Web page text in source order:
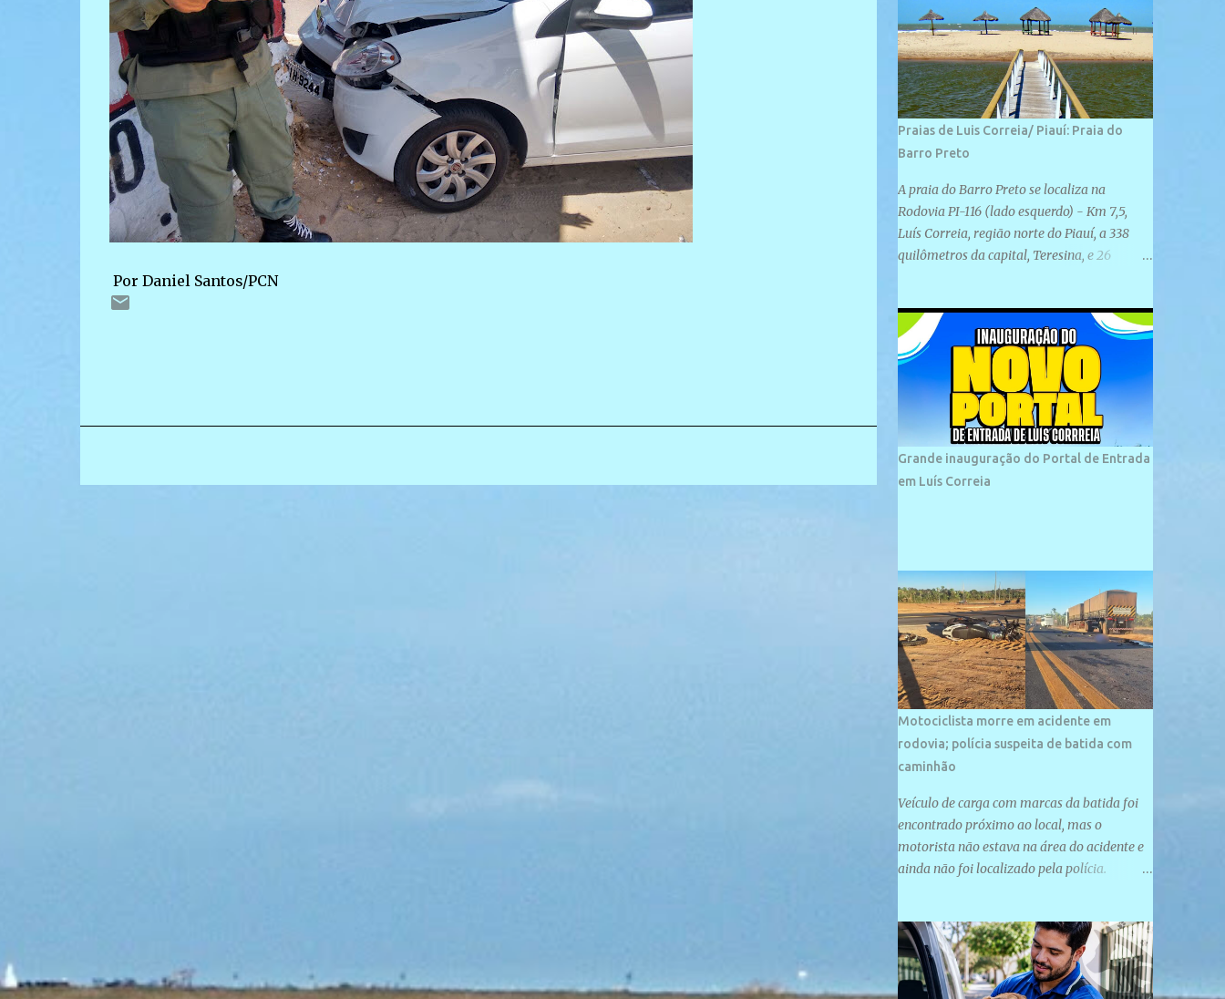
Por Daniel Santos/PCN
localizada na Rua São José, 98 Barrinha -
Cajueiro da Praia.
Praias de Luis Correia/ Piauí: Praia do
Barro Preto
A praia do Barro Preto se localiza na
Rodovia PI-116 (lado esquerdo) - Km 7,5,
Luís Correia, região norte do Piauí, a 338
quilômetros da capital, Teresina, e 26
plana e retilínea na maior parte de sua
extensão, chegando a mais ou menos a 1,5
km de paisagens exuberantes. Possui ondas
suaves devido ao extensivo molhe de pedras
que não chegam a 2 metros de altura, não
apresentando dunas em seu espaço
geográfico. Não se sabe ao certo porque a
praia leva esse nome, e muitas das suas
vizinhos. O bairro onde se localiza a praia é
palco de amplos investimentos e projetos
grandiosos como hotéis, pousadas e
residências de veraneio de grande porte. O
maior empreendimento fixado nessa área é
o SESC Praia, inaugurado em 12 de julho de
1996. Com arquitetura moderna,...
Grande inauguração do Portal de Entrada
em Luís Correia
Motociclista morre em acidente em
rodovia; polícia suspeita de batida com
caminhão
Veículo de carga com marcas da batida foi
encontrado próximo ao local, mas o
motorista não estava na área do acidente e
ainda não foi localizado pela polícia.
Divulgação/PMPI João Pedro de Sousa
Santos morreu na manhã desta sexta-feira
(31) em um acidente na PI-247, na zona